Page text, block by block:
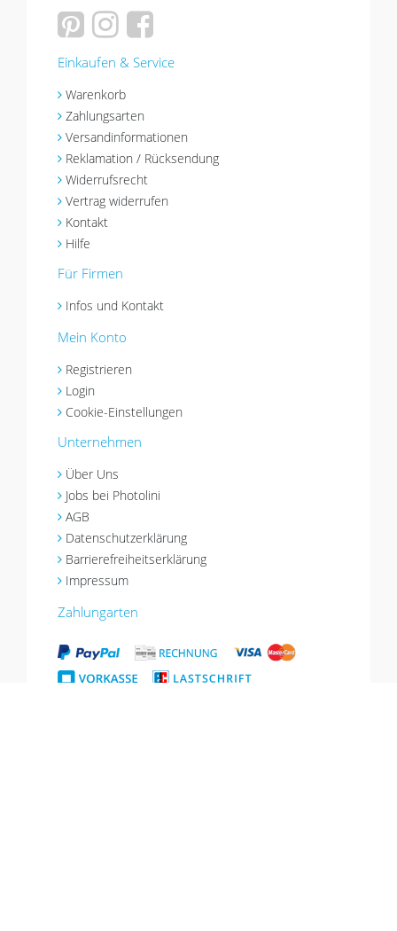
Einkaufen & Service
Warenkorb
Zahlungsarten
Versandinformationen
Reklamation / Rücksendung
Widerrufsrecht
Vertrag widerrufen
Kontakt
Hilfe
Für Firmen
Infos und Kontakt
Mein Konto
Registrieren
Login
Cookie-Einstellungen
Unternehmen
Über Uns
Jobs bei Photolini
AGB
Datenschutzerklärung
Barrierefreiheitserklärung
Impressum
Zahlungarten